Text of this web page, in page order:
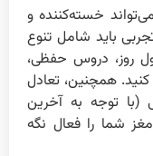
خسته‌کننده و
باید شامل تنوع
روز، دروس حفظی،
همچنین، تعادل
توجه به آخرین
شما را فعال نگه